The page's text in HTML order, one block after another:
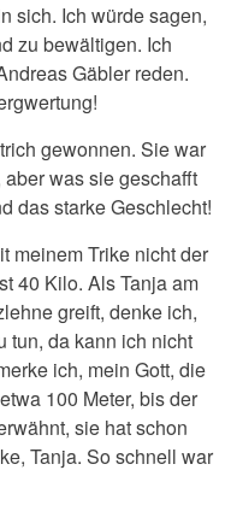
sich. Ich würde sagen,
zu bewältigen. Ich
Gäbler reden.
gewonnen. Sie war
was sie geschafft
das starke Geschlecht!
meinem Trike nicht der
40 Kilo. Als Tanja am
greift, denke ich,
tun, da kann ich nicht
ich, mein Gott, die
100 Meter, bis der
sie hat schon
Tanja. So schnell war